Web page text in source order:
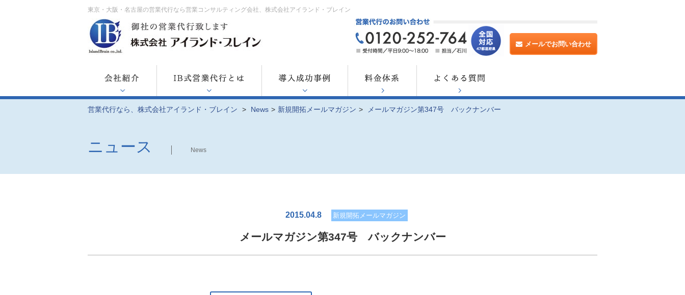
東京・大阪・名古屋の営業代行なら営業コンサルティング会社、株式会社アイランド・ブレイン
メールでお問い合わせ
営業代行なら、株式会社アイランド・ブレイン > News > 新規開拓メールマガジン > メールマガジン第347号 バックナンバー
ニュース News
2015.04.8 新規開拓メールマガジン
メールマガジン第347号 バックナンバー